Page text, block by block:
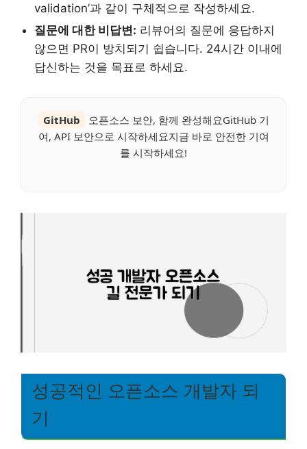
validation’과 같이 구체적으로 작성하세요.
질문에 대한 비답변: 리뷰어의 질문에 응답하지
않으면 PR이 방치되기 쉽습니다. 24시간 이내에
답신하는 것을 목표로 하세요.
GitHub
오픈소스 보안, 함께 완성해요GitHub 기
여, API 보안으로 시작하세요지금 바로 안전한 기여
를 시작하세요!
성공적인 오픈소스 개발자 되
기